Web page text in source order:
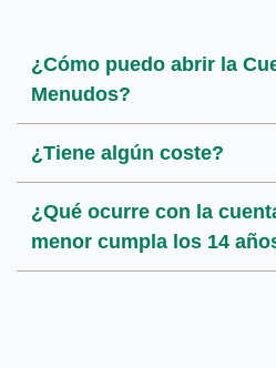
¿Cómo puedo abrir la
Menudos?
¿Tiene algún coste?
¿Qué ocurre con la
menor cumpla los 14